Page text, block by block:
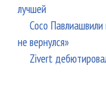
лучшей
Сосо
не вернулся»
Zivert